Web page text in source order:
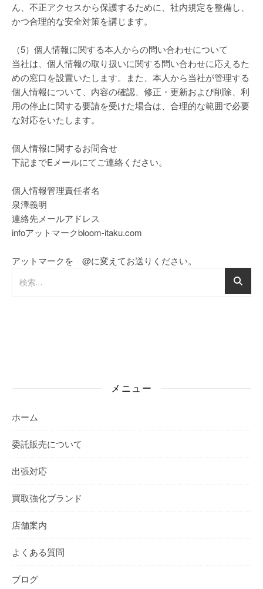
ん、不正アクセスから保護するために、社内規定を整備し、
かつ合理的な安全対策を講じます。
（5）個人情報に関する本人からの問い合わせについて
当社は、個人情報の取り扱いに関する問い合わせに応えるた
めの窓口を設置いたします。また、本人から当社が管理する
個人情報について、内容の確認、修正・更新および削除、利
用の停止に関する要請を受けた場合は、合理的な範囲で必要
な対応をいたします。
個人情報に関するお問合せ
下記までEメールにてご連絡ください。
個人情報管理責任者名
泉澤義明
連絡先メールアドレス
infoアットマークbloom-itaku.com
アットマークを @に変えてお送りください。
メニュー
ホーム
委託販売について
出張対応
買取強化ブランド
店舗案内
よくある質問
ブログ